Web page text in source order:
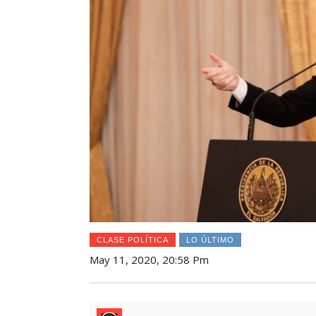
CLASE POLÍTICA LO ÚLTIMO
May 11, 2020, 20:58 Pm